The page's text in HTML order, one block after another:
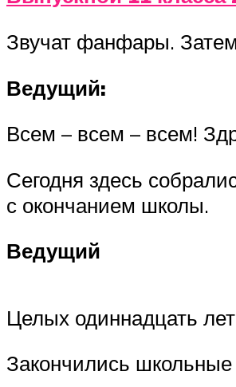
Звучат фанфары.
Ведущий:
Всем – всем – всем!
Сегодня здесь
с окончанием школы.
Ведущий
Целых одиннадцать
Закончились